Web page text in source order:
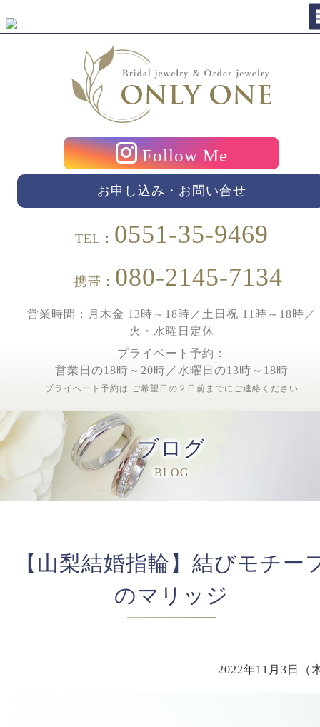
Follow Me
お申し込み・お問い合せ
TEL： 0551-35-9469
携帯： 080-2145-7134
営業時間：月木金 13時～18時／土日祝 11時～18時／
火・水曜日定休
プライベート予約：
営業日の18時～20時／水曜日の13時～18時
プライベート予約は ご希望日の２日前までにご連絡ください
ブログ
BLOG
【山梨結婚指輪】結びモチー
のマリッジ
2022年11月3日（